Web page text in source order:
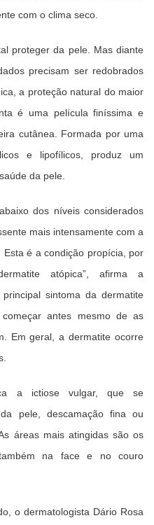
com o clima seco.
proteger da pele. Mas diante
precisam ser redobrados
a proteção natural do maior
é uma película finíssima e
cutânea. Formada por uma
e lipofílicos, produz um
da pele.
dos níveis considerados
mais intensamente com a
é a condição propícia, por
atópica”, afirma a
sintoma da dermatite
antes mesmo de as
Em geral, a dermatite ocorre
a ictiose vulgar, que se
pele, descamação fina ou
áreas mais atingidas são os
na face e no couro
o dermatologista Dário Rosa